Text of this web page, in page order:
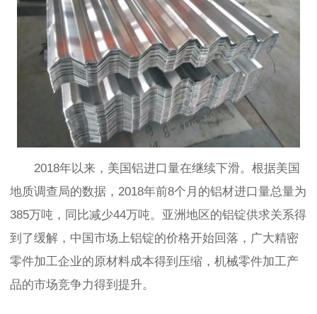
2018年以来， 美国铝进口量在继续下滑。根据美国
地质调查局的数据， 2018年前8个月的铝材进口量总量为
385万吨，同比减少44万吨。 亚洲地区的铝锭供求关系得
到了缓解，中国市场上铝锭的价格开始回落，广大精密
零件加工企业的原材料成本得到压缩，机械零件加工产
品的市场竞争力得到提升。